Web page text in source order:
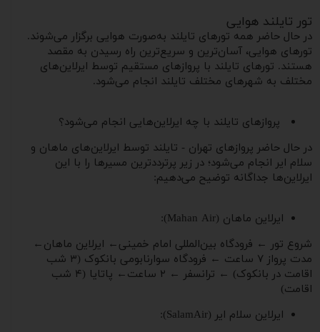
تور تایلند هوایی
در حال حاضر همه تورهای تایلند به‌صورت هوایی برگزار می‌شوند.
تورهای هوایی، آسان‌ترین و سریع‌ترین راه رسیدن به مقصد
هستند. تورهای تایلند با پروازهای مستقیم توسط ایرلاین‌های
مختلف به شهرهای مختلف تایلند انجام می‌شود.
پروازهای تایلند با چه ایرلاین‌هایی انجام می‌شود؟
در حال حاضر پروازهای تهران - تایلند توسط ایرلاین‌های ماهان و
سلام ایر انجام می‌شود؛ در زیر پرترددترین مسیرها را با این
ایرلاین‌ها جداگانه توضیح می‌دهیم:
ایرلاین ماهان (Mahan Air):
شروع تور ← فرودگاه بین‌المللی امام خمینی← ایرلاین ماهان←
مدت پرواز ۷ ساعت ← فرودگاه سوارنابومی بانکوک (۳ شب
اقامت در بانکوک) ← ترانسفر ← ۲ ساعت← پاتایا (۴ شب
اقامت)
ایرلاین سلام ایر (SalamAir):